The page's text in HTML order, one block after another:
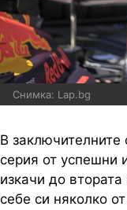
Снимка: Lap.bg
В заключителните
серия от успешни
изкачи до
себе си няколко от